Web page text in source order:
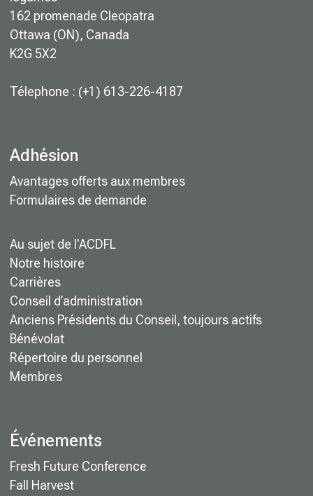
162 promenade Cleopatra
Ottawa (ON), Canada
K2G 5X2
Télephone : (+1) 613-226-4187
Adhésion
Avantages offerts aux membres
Formulaires de demande
Au sujet de l'ACDFL
Notre histoire
Carrières
Conseil d’administration
Anciens Présidents du Conseil, toujours actifs
Bénévolat
Répertoire du personnel
Membres
Événements
Fresh Future Conference
Fall Harvest